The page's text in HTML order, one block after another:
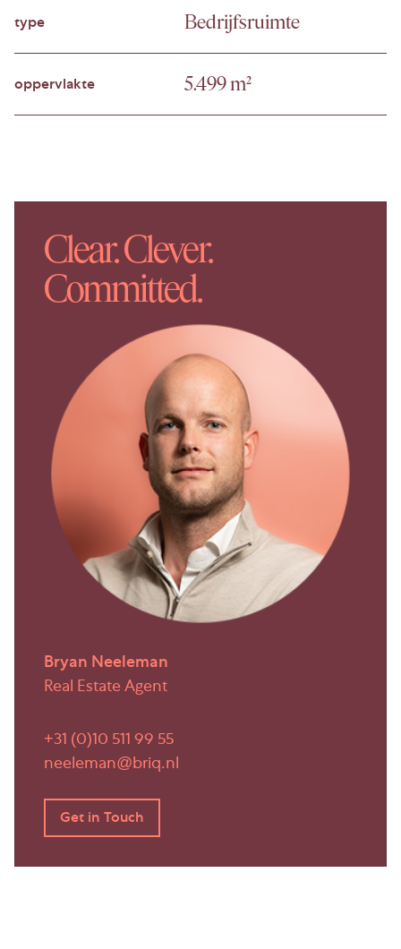
meest veelzijdige bedrijventerrein van Ridderkerk
met ruim 100 hectare. Het terrein biedt een
uitstekende mix van grote internationale
Bereikbaarheid
vanwege de ligging nabij de Rijksweg A15. Via de
rondweg in Ridderkerk heeft het object ook een
goede aansluiting met de Rijksweg A16 en
Rotterdam. Tevens is het object goed toegankelijk
met het openbaar vervoer.
Oppervlakte/indeling
Ca. 4.661 m² bedrijfsruimte op de begane grond;
Ca. 80 m² opslagruimte op de entresolvloer;
Ca. 424 m² kantoorruimte op de begane grond;
Ca. 414 m² kantoorruimte op de 1e verdieping;
totaal 12 parkeerplaatsen op eigen terrein.
Voormelde oppervlakten zijn zo secuur mogelijk
vastgesteld, doch mogen niet worden aangemerkt
als verhuurbare oppervlakte zoals gedefinieerd
bijlage B van NEN 2580.
Onder- danwel overmaat van het metrage zal
de huurprijs en/of eventuele kosten bijkomende
leveringen en diensten, tijdens de periode van deze
huurovereenkomst met inbegrip van eventuele
verlenging(en) hiervan.
type Bedrijfsruimte
oppervlakte 5.499 m²
Clear. Clever.
Committed.
Bryan Neeleman
Real Estate Agent
+31 (0)10 511 99 55
neeleman@briq.nl